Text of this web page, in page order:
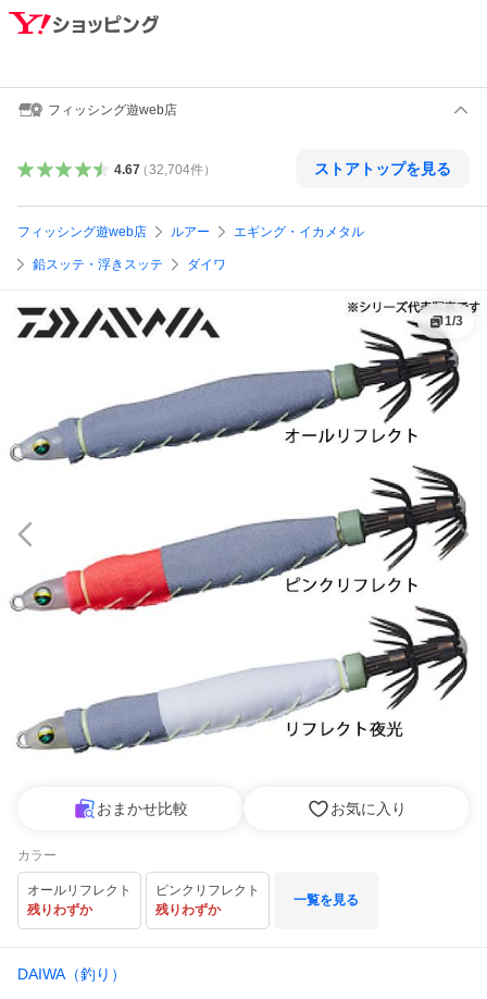
フィッシング遊web店
4.67（32,704件） ストアトップを見る
フィッシング遊web店 ルアー エギング・イカメタル
鉛スッテ・浮きスッテ ダイワ
1/3
おまかせ比較 お気に入り
カラー
オールリフレクト
残りわずか
ピンクリフレクト
残りわずか
一覧を見る
DAIWA（釣り）